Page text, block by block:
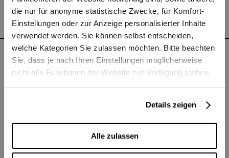
die nur für anonyme statistische Zwecke, für Komfort-
Einstellungen oder zur Anzeige personalisierter Inhalte
verwendet werden. Sie können selbst entscheiden,
welche Kategorien Sie zulassen möchten. Bitte beachten
Sie, dass je nach Ihren Einstellungen möglicherweise
nicht alle Funktionen der Website zur Verfügung stehen.
Details zeigen
Alle zulassen
Felix Mendelssohn.
Zu sehen in